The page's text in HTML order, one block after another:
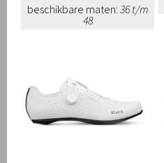
beschikbare maten: 36 t/m
48